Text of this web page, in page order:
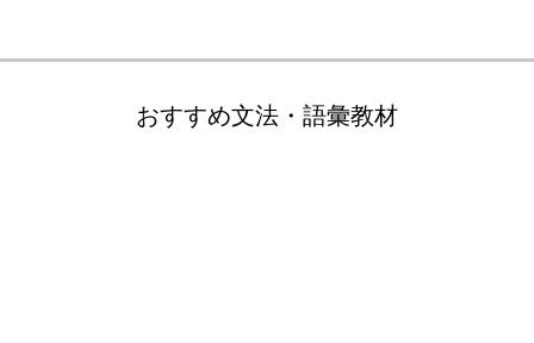
おすすめ文法・語彙教材